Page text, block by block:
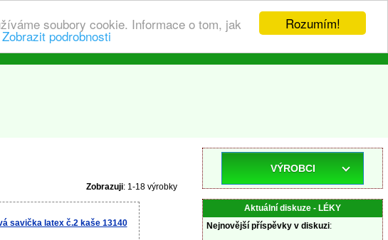
Rozumím!
soubory cookie. Informace o tom, jak
Zobrazit podrobnosti
Zobrazuji: 1-18 výrobky
savička latex č.2 kaše 13140
VÝROBCI
Aktuální diskuze - LÉKY
Nejnovější příspěvky v diskuzi: